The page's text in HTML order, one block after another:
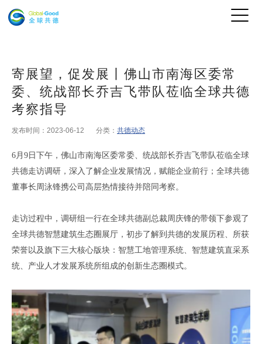
寄展望，促发展丨佛山市南海区委常
委、统战部长乔吉飞带队莅临全球共德
考察指导
发布时间：2023-06-12 分类： 共德动态
6月9日下午， 佛山市南海区委常委、统战部长乔吉飞带队莅临全球
共德走访调研，深入了解企业发展情况， 赋能企业前行 ；全球共德
董事长周泳锋携公司高层热情接待并陪同考察。
走访过程中，调研组一行在全球共德副总裁周庆锋的带领下参观了
全球共德智慧建筑生态圈展厅 ， 初步了解到共德的发展历程、 所获
荣誉以及旗下三大核心版块 ： 智慧工地管理系统、 智慧建筑直采系
统、 产业人才发展系统所组成的创新生态圈模式。